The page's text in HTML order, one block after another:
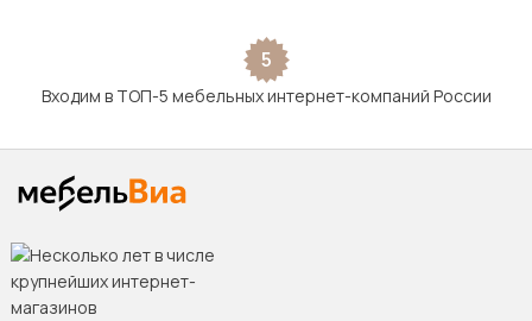
5
Входим в ТОП-5 мебельных интернет-компаний России